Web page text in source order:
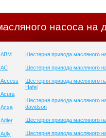
насоса на
Шестерня привода масляного
Шестерня привода масляного
Шестерня привода масляного
Hafei
Шестерня привода масляного
davidson
Шестерня привода масляного
Шестерня привода масляного